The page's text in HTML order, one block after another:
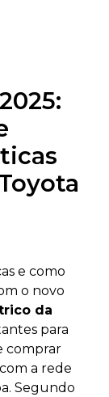
e como
o novo
da
para
comprar
a rede
Segundo